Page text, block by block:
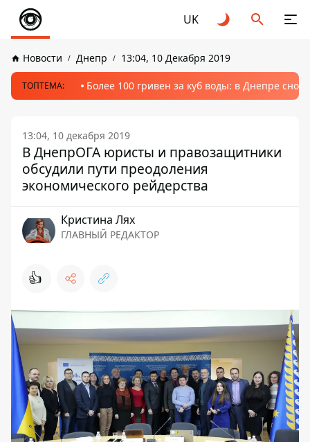
UK
Новости Днепр 13:04, 10 Декабря 2019
ТОПТЕМА: Более 100 гривен за куб воды: в Днепре
13:04, 10 декабря 2019
В ДнепрОГА юристы и правозащитники
обсудили пути преодоления
экономического рейдерства
Кристина Лях
ГЛАВНЫЙ РЕДАКТОР
👍